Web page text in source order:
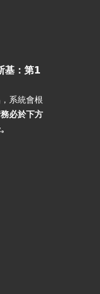
基：第1
系統會根
必於下方